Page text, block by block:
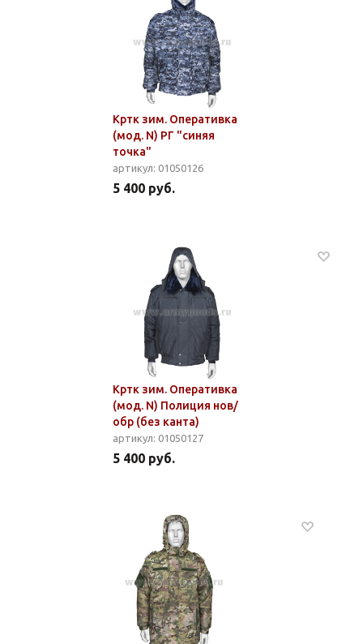
Кртк зим. Оперативка
(мод. N) РГ "синяя
точка"
артикул: 01050126
5 400 руб.
Кртк зим. Оперативка
(мод. N) Полиция нов/
обр (без канта)
артикул: 01050127
5 400 руб.